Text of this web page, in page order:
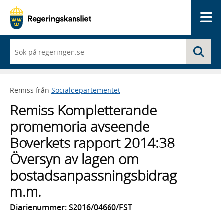
du
börjar
skriva
framträder
lista
med
sökförslag
Remiss från Socialdepartementet
Remiss Kompletterande
promemoria avseende
Boverkets rapport 2014:38
Översyn av lagen om
bostadsanpassningsbidrag
m.m.
Diarienummer: S2016/04660/FST